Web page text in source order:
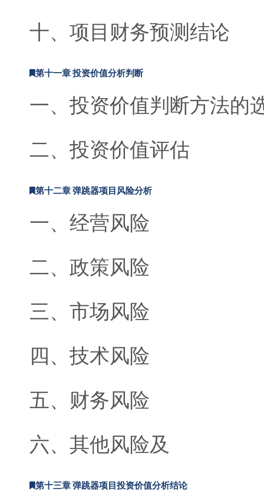
十、项目财务预测结论
第十一章 投资价值分析判断
一、投资价值判断方法的
二、投资价值评估
第十二章 弹跳器项目风险分析
一、经营风险
二、政策风险
三、市场风险
四、技术风险
五、财务风险
六、其他风险及
第十三章 弹跳器项目投资价值分析结论